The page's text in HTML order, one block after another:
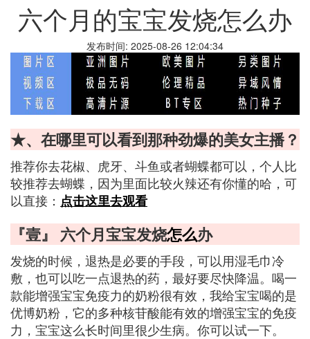
六个月的宝宝发烧怎么办
发布时间: 2025-08-26 12:04:34
★、在哪里可以看到那种劲爆的美女主播？
推荐你去花椒、虎牙、斗鱼或者蝴蝶都可以，个人比
较推荐去蝴蝶，因为里面比较火辣还有你懂的哈，可
以直接： 点击这里去观看
『壹』 六个月宝宝发烧怎么办
发烧的时候，退热是必要的手段，可以用湿毛巾冷
敷，也可以吃一点退热的药，最好要尽快降温。喝一
款能增强宝宝免疫力的奶粉很有效，我给宝宝喝的是
优博奶粉，它的多种核苷酸能有效的增强宝宝的免疫
力，宝宝这么长时间里很少生病。你可以试一下。